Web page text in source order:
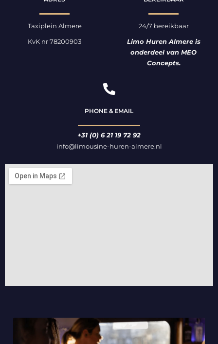
Taxiplein Almere
KvK nr 78200903
24/7 bereikbaar
Limo Huren Almere is
onderdeel van MEO
Concepts.
PHONE & EMAIL
+31 (0) 6 21 19 72 92
info@limousine-huren-almere.nl